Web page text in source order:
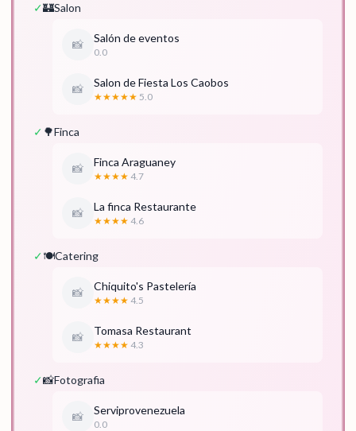
✓🏰Salon
📸 Salón de eventos
0.0
📸 Salon de Fiesta Los Caobos
★★★★★ 5.0
✓ 🌳Finca
📸 Finca Araguaney
★★★★ 4.7
📸 La finca Restaurante
★★★★ 4.6
✓🍽️Catering
📸 Chiquito's Pastelería
★★★★ 4.5
📸 Tomasa Restaurant
★★★★ 4.3
✓📸Fotografia
📸 Serviprovenezuela
0.0